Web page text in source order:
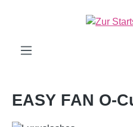
EASY FAN O-